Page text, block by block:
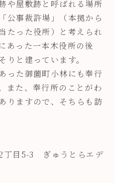
や屋敷跡と呼ばれる場所
公事裁許場」（本拠から
たった役所）と考えられ
あった一本木役所の後
りと建っています。
った御薗町小林にも奉行
また、奉行所のことがわ
りますので、そちらも訪
丁目5-3 ぎゅうとらエデ